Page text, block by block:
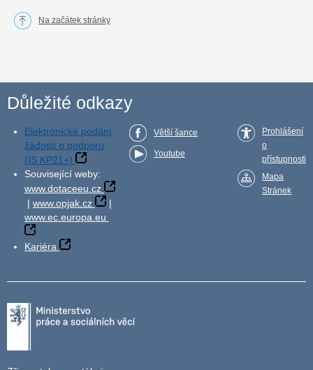
Na začátek stránky
Důležité odkazy
Elektronické podání
žádosti o podporu
(IS KP21+)
Související weby:
www.dotaceeu.cz
| www.opjak.cz
|
www.ec.europa.eu
Kariéra
Větší šance
Youtube
Prohlášení
o
přístupnosti
Mapa
Stránek